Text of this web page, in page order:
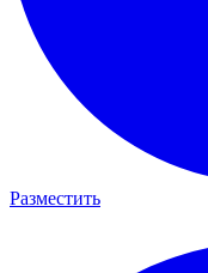
Разместить